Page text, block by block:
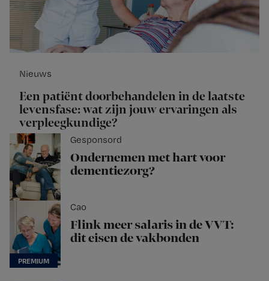
Nieuws
Een patiënt doorbehandelen in de laatste
levensfase: wat zijn jouw ervaringen als
verpleegkundige?
Gesponsord
Ondernemen met hart voor
dementiezorg?
Cao
Flink meer salaris in de VVT:
dit eisen de vakbonden